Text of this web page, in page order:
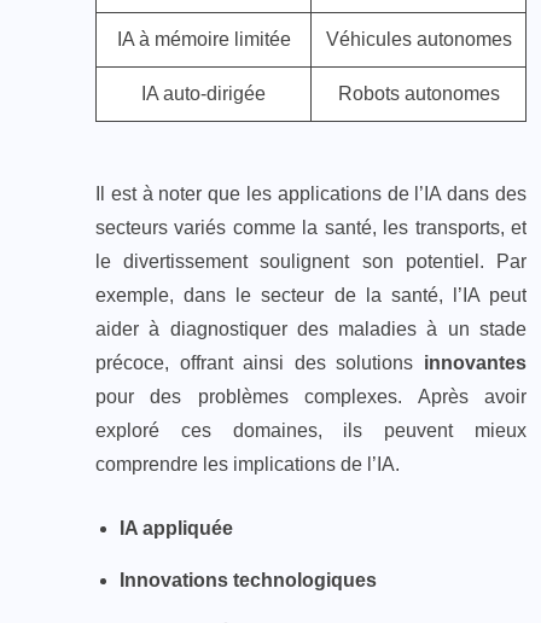
IA à mémoire limitée Véhicules autonomes
IA auto-dirigée Robots autonomes
Il est à noter que les applications de l’IA dans des
secteurs variés comme la santé, les transports, et
le divertissement soulignent son potentiel. Par
exemple, dans le secteur de la santé, l’IA peut
aider à diagnostiquer des maladies à un stade
précoce, offrant ainsi des solutions innovantes
pour des problèmes complexes. Après avoir
exploré ces domaines, ils peuvent mieux
comprendre les implications de l’IA.
IA appliquée
Innovations technologiques